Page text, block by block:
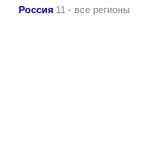
Россия 11 - все регионы